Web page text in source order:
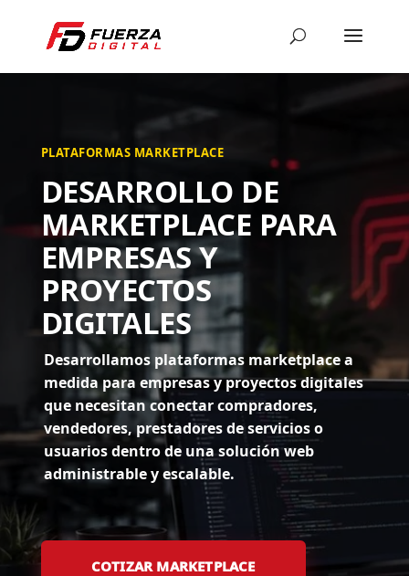
PLATAFORMAS MARKETPLACE
DESARROLLO DE
MARKETPLACE PARA
EMPRESAS Y
PROYECTOS
DIGITALES
Desarrollamos plataformas marketplace a
medida para empresas y proyectos digitales
que necesitan conectar compradores,
vendedores, prestadores de servicios o
usuarios dentro de una solución web
administrable y escalable.
COTIZAR MARKETPLACE